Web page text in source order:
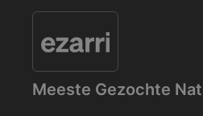
Meeste Gezochte